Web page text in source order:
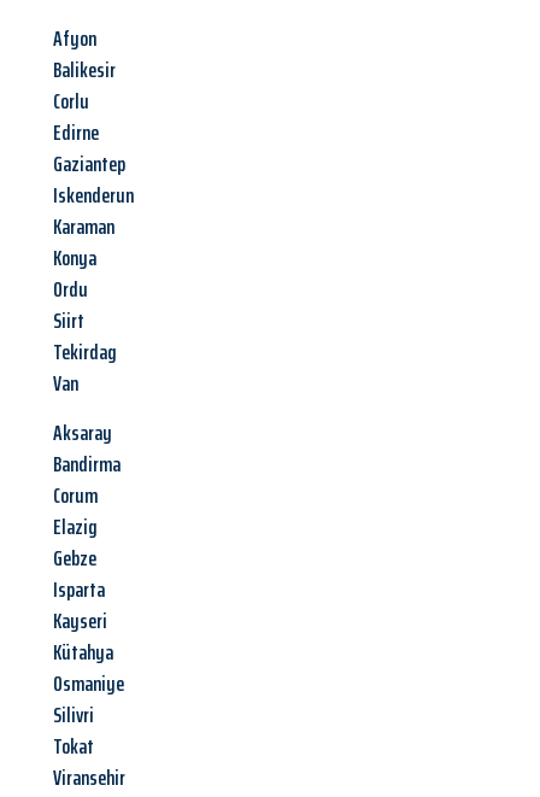
Afyon
Balikesir
Corlu
Edirne
Gaziantep
Iskenderun
Karaman
Konya
Ordu
Siirt
Tekirdag
Van
Aksaray
Bandirma
Corum
Elazig
Gebze
Isparta
Kayseri
Kütahya
Osmaniye
Silivri
Tokat
Viransehir